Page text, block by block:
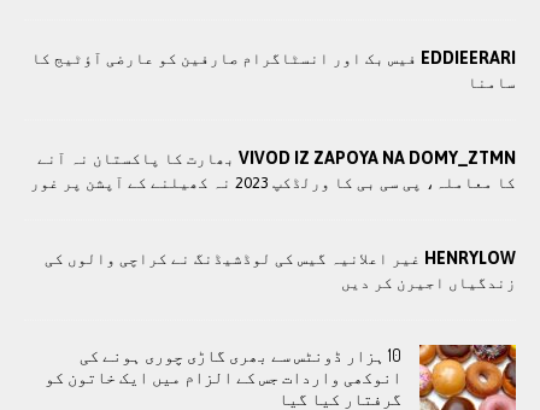
EDDIEERARI فیس بک اور انسٹاگرام صارفین کو عارضی آؤٹیج کا
سامنا
VIVOD IZ ZAPOYA NA DOMY_ZTMN بھارت کا پاکستان نہ آنے
کا معاملہ، پی سی بی کا ورلڈکپ 2023 نہ کھیلنے کے آپشن پر غور
HENRYLOW غیر اعلانیہ گیس کی لوڈشیڈنگ نے کراچی والوں کی
زندگیاں اجیرن کر دیں
10 ہزار ڈونٹس سے بھری گاڑی چوری ہونے کی
انوکھی واردات جس کے الزام میں ایک خاتون کو
گرفتار کیا گیا